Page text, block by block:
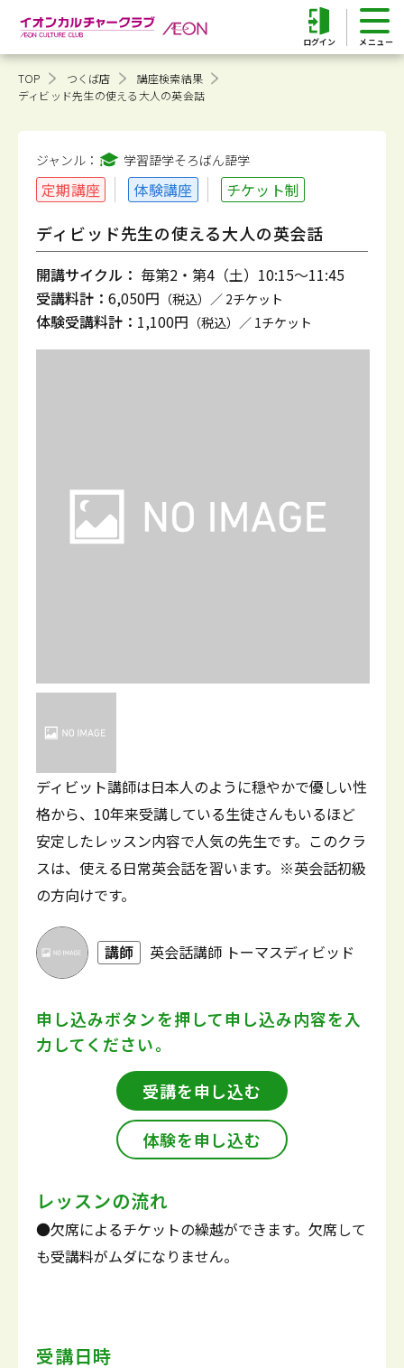
ログイン
TOP つくば店
講座検索結果
ディビッド先生の使える大人の英会話
ジャンル： 学習語学そろばん語学
定期講座 体験講座 チケット制
ディビッド先生の使える大人の英会話
開講サイクル： 毎第2・第4（土）10:15～11:45
受講料計： 6,050円 （税込）／ 2チケット
体験受講料計： 1,100円 （税込）／ 1チケット
ディビット講師は日本人のように穏やかで優しい性
格から、10年来受講している生徒さんもいるほど
安定したレッスン内容で人気の先生です。このクラ
スは、使える日常英会話を習います。※英会話初級
の方向けです。
講師 英会話講師 トーマスディビッド
申し込みボタンを押して申し込み内容を入
力してください。
受講を申し込む
体験を申し込む
レッスンの流れ
●欠席によるチケットの繰越ができます。欠席して
も受講料がムダになりません。
受講日時